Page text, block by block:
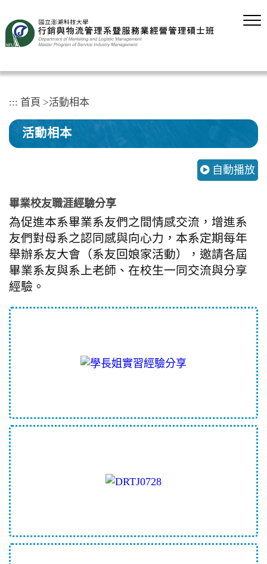
主
要
容
::: 首頁 >活動相本
活動相本
自動播放
畢業校友職涯經驗分享
為促進本系畢業系友們之間情感交流，增進系
友們對母系之認同感與向心力，本系定期每年
舉辦系友大會（系友回娘家活動），邀請各屆
畢業系友與系上老師、在校生一同交流與分享
經驗。